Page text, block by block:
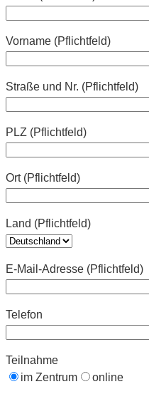
Vorname (Pflichtfeld)
Straße und Nr. (Pflichtfeld)
PLZ (Pflichtfeld)
Ort (Pflichtfeld)
Land (Pflichtfeld)
E-Mail-Adresse (Pflichtfeld)
Telefon
Teilnahme
im Zentrum
online